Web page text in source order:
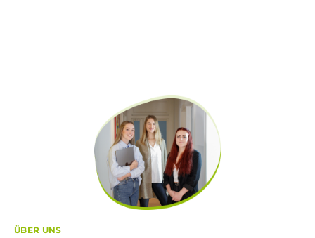
ÜBER UNS